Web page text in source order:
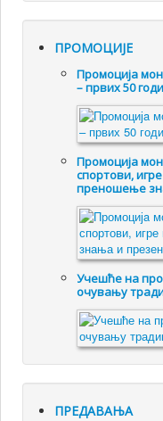
ПРОМОЦИЈЕ
Промоцијa
– првих 50
Промоцијa
спортови,
преношење
Учешће на
очувању
ПРЕДАВАЊА